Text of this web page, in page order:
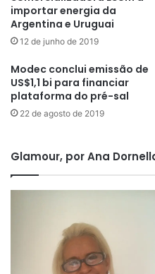
importar energia da
Argentina e Uruguai
12 de junho de 2019
Modec conclui emissão de
US$1,1 bi para financiar
plataforma do pré-sal
22 de agosto de 2019
Glamour, por Ana